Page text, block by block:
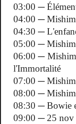
03:00 ─
04:00 ─
04:30 ─
05:00 ─
06:00 ─
l'Immortalité
07:00 ─
08:00 ─
08:30 ─ Bowie
09:00 ─ 25 nov